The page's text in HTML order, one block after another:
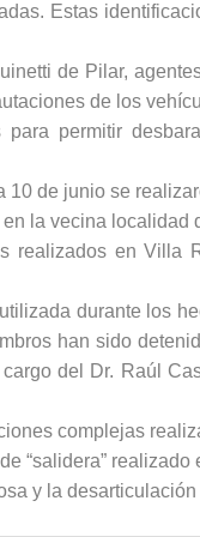
Estas
de Pilar,
de los
permitir
de junio se
la vecina localidad
realizados en
durante los
han sido
del Dr. Raúl
complejas
“salidera”
y la